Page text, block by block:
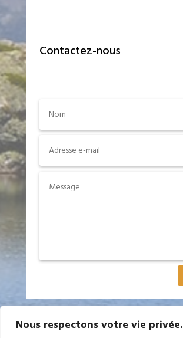
Nous respectons votre vie privée.
Contactez-nous